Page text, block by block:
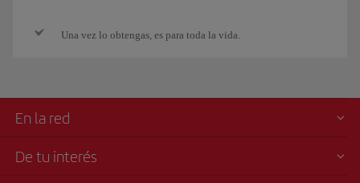
Una vez lo obtengas, es para toda la vida.
En la red
De tu interés